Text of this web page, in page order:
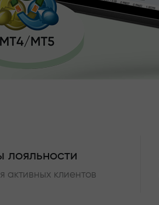
лояльности
активных клиентов